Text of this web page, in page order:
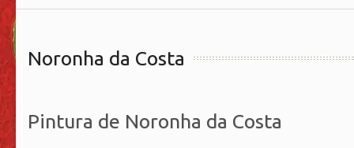
Noronha da Costa
Pintura de Noronha da Costa